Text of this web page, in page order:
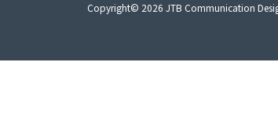
Copyright© 2026 JTB Communication